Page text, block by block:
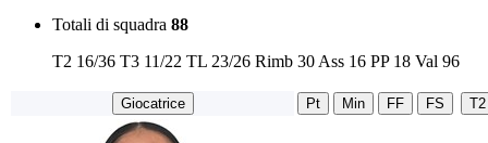
Totali di squadra 88
T2 16/36 T3 11/22 TL 23/26 Rimb 30 Ass 16 PP 18 Val 96
Giocatrice Pt Min FF FS T2